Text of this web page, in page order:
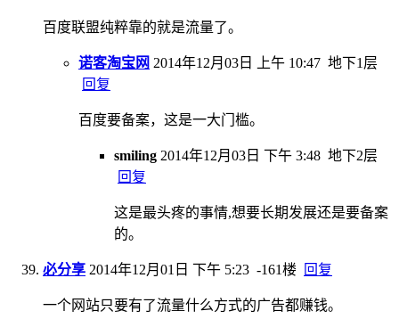
百度联盟纯粹靠的就是流量了。
诺客淘宝网 2014年12月03日 上午 10:47 地下1层
回复
百度要备案，这是一大门槛。
smiling 2014年12月03日 下午 3:48 地下2层
回复
这是最头疼的事情,想要长期发展还是要备案
的。
必分享 2014年12月01日 下午 5:23 -161楼 回复
一个网站只要有了流量什么方式的广告都赚钱。